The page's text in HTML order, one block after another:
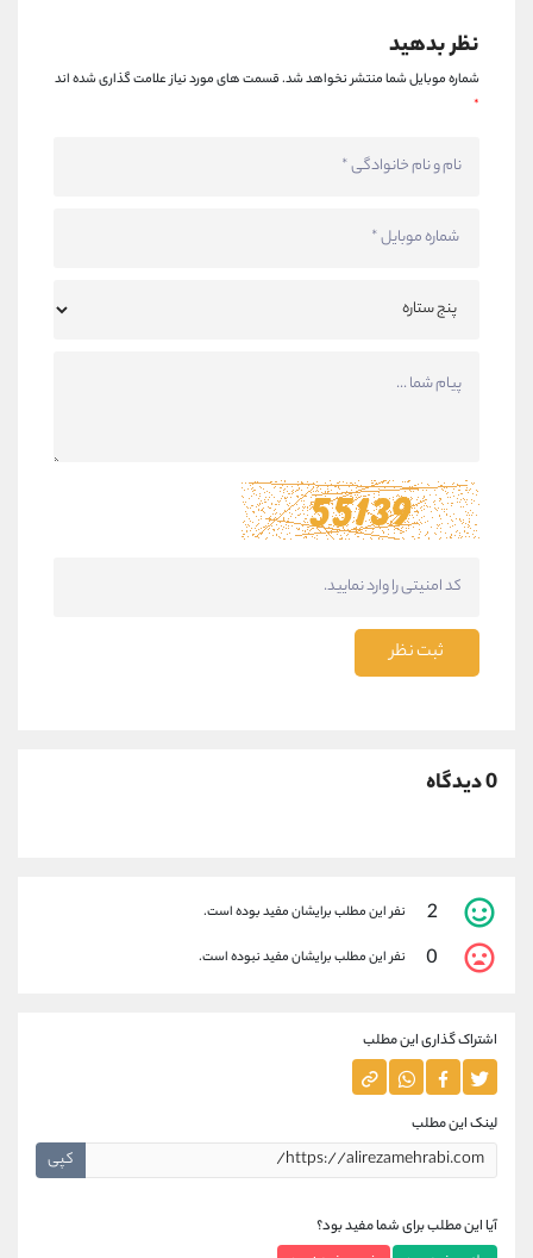
نظر بدهید
شماره موبایل شما منتشر نخواهد شد.قسمت های مورد نیاز علامت گذاری شده اند
*
ثبت نظر
0 دیدگاه
2 نفر این مطلب برایشان مفید بوده است.
0 نفر این مطلب برایشان مفید نبوده است.
اشتراک گذاری این مطلب
لینک این مطلب
کپی
آیا این مطلب برای شما مفید بود؟